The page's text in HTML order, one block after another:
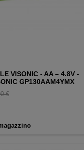
VISONIC - AA – 4.8V -
GP130AAM4YMX
€